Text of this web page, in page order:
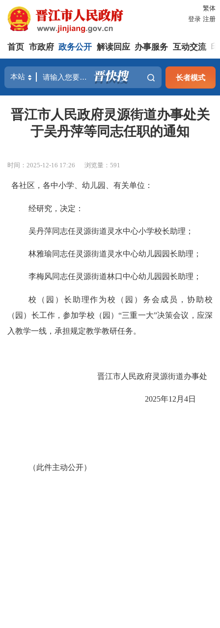
繁体
登录 注册
首页 市政府 政务公开 解读回应 办事服务 互动交流
长者模式
晋江市人民政府灵源街道办事处关
于吴丹萍等同志任职的通知
时间：2025-12-16 17:26 浏览量：591
各社区，各中小学、幼儿园、有关单位 ：
经研究，决定：
吴丹萍同志任灵源街道灵水中心小学校长助理；
林雅瑜同志任灵源街道灵水中心幼儿园园长助理；
李梅风同志任灵源街道林口中心幼儿园园长助理；
校（园）长助理作为校（园）务会成员，协助校
（园）长工作，参加学校（园）“三重一大”决策会议，应深
入教学一线，承担规定教学教研任务。
晋江市人民政府灵源街道办事处
2025年12月 4日
（此件主动公开）